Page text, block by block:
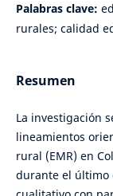
Palabras clave:
rurales; calidad
Resumen
La investigación
lineamientos
rural (EMR) en
durante el último